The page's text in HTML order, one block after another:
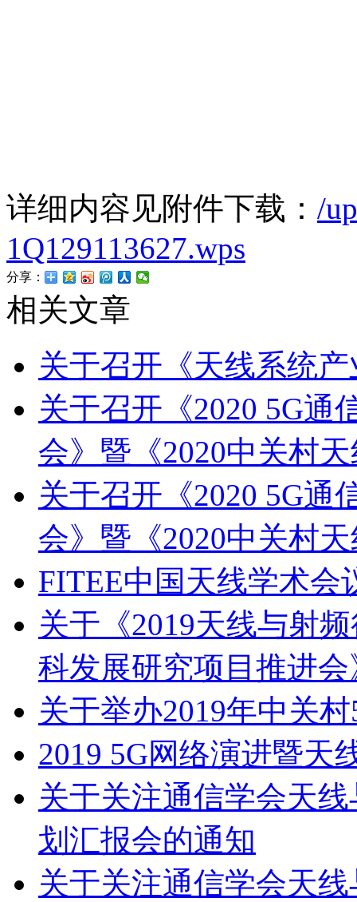
详细内容见附件下载： /
1Q129113627.wps
分享：
相关文章
关于召开《天线系统
关于召开《2020 5G通
会》暨《2020中关村
关于召开《2020 5G通
会》暨《2020中关村
FITEE中国天线学术会
关于《2019天线与射
科发展研究项目推进会
关于举办2019年中关
2019 5G网络演进暨天
关于关注通信学会天
划汇报会的通知
关于关注通信学会天